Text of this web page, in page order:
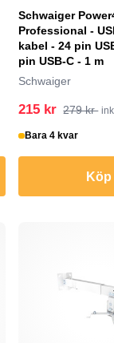
Schwaiger
Professional -
kabel - 24 pin
pin USB-C - 1 m
Schwaiger
215 kr 279 kr
Bara 4 kvar
Köp